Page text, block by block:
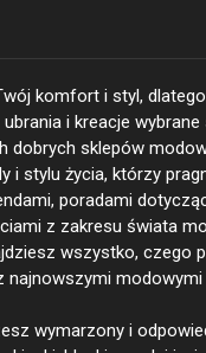
komfort i styl,
i kreacje wybrane
dobrych sklepów
i stylu życia, którzy
poradami
z zakresu świata
wszystko, czego
najnowszymi modowymi
wymarzony i